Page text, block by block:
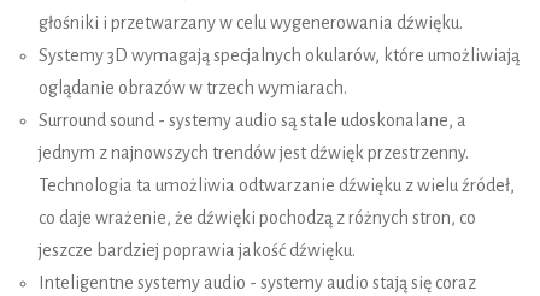
głośniki i przetwarzany w celu wygenerowania dźwięku.
Systemy 3D wymagają specjalnych okularów, które umożliwiają
oglądanie obrazów w trzech wymiarach.
Surround sound - systemy audio są stale udoskonalane, a
jednym z najnowszych trendów jest dźwięk przestrzenny.
Technologia ta umożliwia odtwarzanie dźwięku z wielu źródeł,
co daje wrażenie, że dźwięki pochodzą z różnych stron, co
jeszcze bardziej poprawia jakość dźwięku.
Inteligentne systemy audio - systemy audio stają się coraz